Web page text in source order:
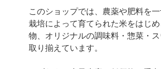
このショップでは、農薬や肥料を
栽培によって育てられた米をはじ
物、オリジナルの調味料・惣菜・
取り揃えています。